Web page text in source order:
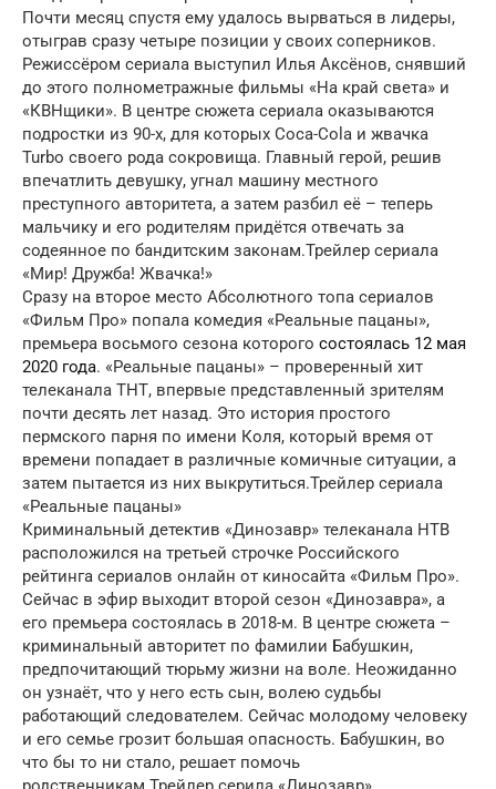
Почти месяц спустя ему удалось вырваться в лидеры,
отыграв сразу четыре позиции у своих соперников.
Режиссёром сериала выступил Илья Аксёнов, снявший
до этого полнометражные фильмы «На край света» и
«КВНщики». В центре сюжета сериала оказываются
подростки из 90-х, для которых Coca-Cola и жвачка
Turbo своего рода сокровища. Главный герой, решив
впечатлить девушку, угнал машину местного
преступного авторитета, а затем разбил её – теперь
мальчику и его родителям придётся отвечать за
содеянное по бандитским законам.Трейлер сериала
«Мир! Дружба! Жвачка!»
Сразу на второе место Абсолютного топа сериалов
«Фильм Про» попала комедия «Реальные пацаны»,
премьера восьмого сезона которого состоялась 12 мая
2020 года. «Реальные пацаны» – проверенный хит
телеканала ТНТ, впервые представленный зрителям
почти десять лет назад. Это история простого
пермского парня по имени Коля, который время от
времени попадает в различные комичные ситуации, а
затем пытается из них выкрутиться.Трейлер сериала
«Реальные пацаны»
Криминальный детектив «Динозавр» телеканала НТВ
расположился на третьей строчке Российского
рейтинга сериалов онлайн от киносайта «Фильм Про».
Сейчас в эфир выходит второй сезон «Динозавра», а
его премьера состоялась в 2018-м. В центре сюжета –
криминальный авторитет по фамилии Бабушкин,
предпочитающий тюрьму жизни на воле. Неожиданно
он узнаёт, что у него есть сын, волею судьбы
работающий следователем. Сейчас молодому человеку
и его семье грозит большая опасность. Бабушкин, во
что бы то ни стало, решает помочь